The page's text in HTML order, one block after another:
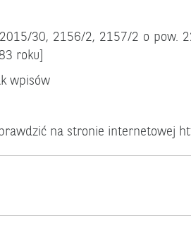
30, 2156/2, 2157/2 o pow.
roku]
na stronie internetowej